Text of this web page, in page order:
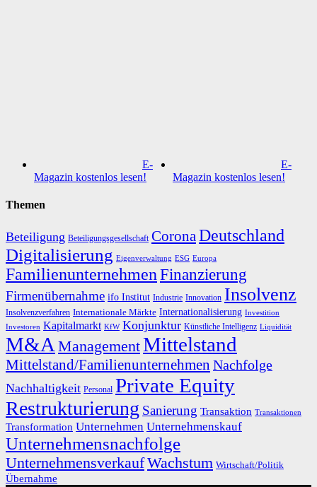
E-
Magazin kostenlos lesen!
E-
Magazin kostenlos lesen!
Themen
Beteiligung Beteiligungsgesellschaft CoronaDeutschland
Digitalisierung Eigenverwaltung ESG Europa
FamilienunternehmenFinanzierung
Firmenübernahme ifo Institut Industrie Innovation Insolvenz
Insolvenzverfahren Internationale Märkte Internationalisierung Investition
Investoren Kapitalmarkt KfW Konjunktur Künstliche Intelligenz Liquidität
M&AManagementMittelstand
Mittelstand/Familienunternehmen Nachfolge
Nachhaltigkeit Personal Private Equity
Restrukturierung Sanierung Transaktion Transaktionen
Transformation Unternehmen Unternehmenskauf
Unternehmensnachfolge
UnternehmensverkaufWachstum Wirtschaft/Politik
Übernahme